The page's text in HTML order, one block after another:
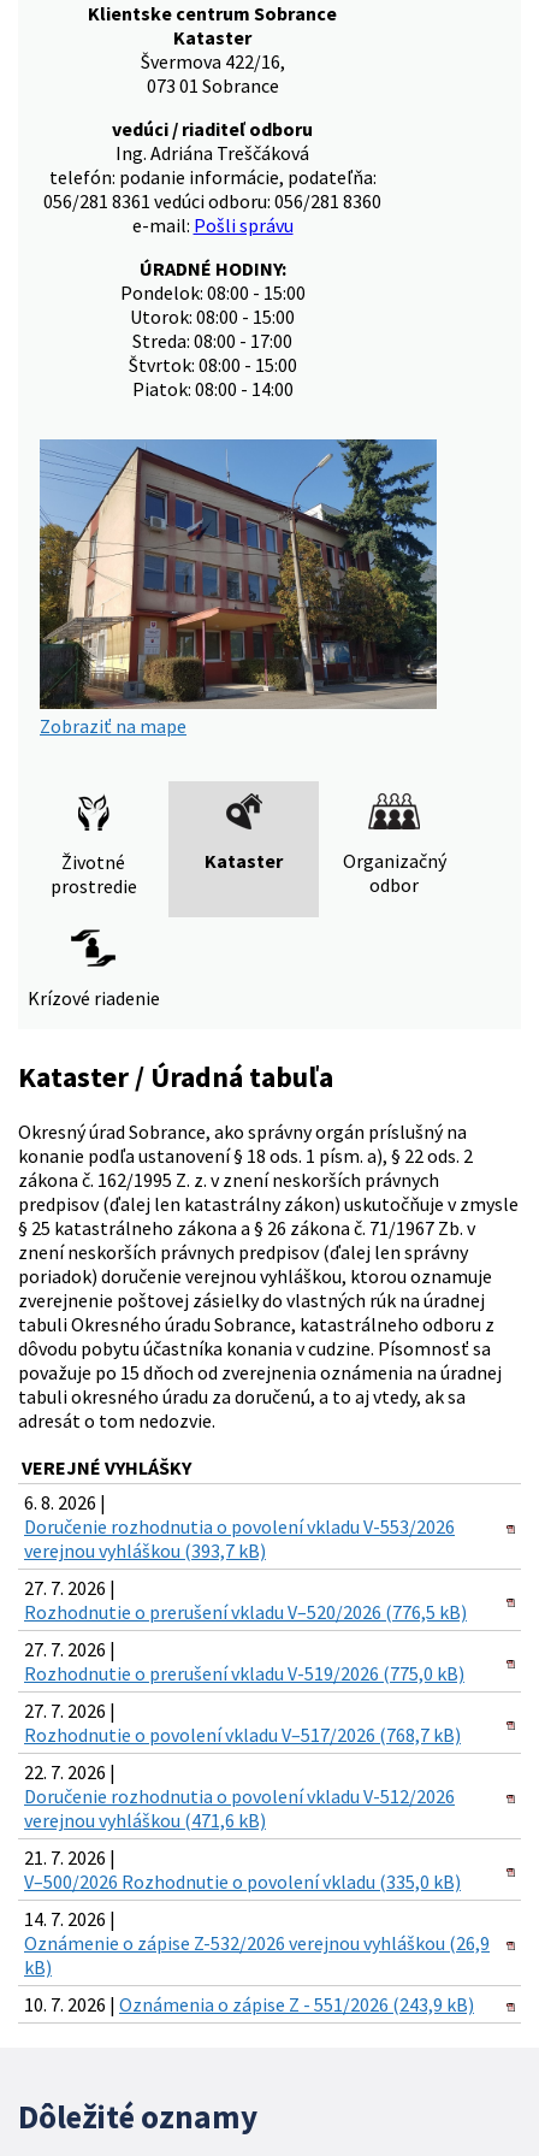
Klientske centrum Sobrance
Kataster
Švermova 422/16,
073 01 Sobrance
vedúci / riaditeľ odboru
Ing. Adriána Treščáková
telefón: podanie informácie, podateľňa:
056/281 8361 vedúci odboru: 056/281 8360
e-mail: Pošli správu
ÚRADNÉ HODINY:
Pondelok: 08:00 - 15:00
Utorok: 08:00 - 15:00
Streda: 08:00 - 17:00
Štvrtok: 08:00 - 15:00
Piatok: 08:00 - 14:00
Zobraziť na mape
Životné
prostredie
Kataster
Organizačný
odbor
Krízové riadenie
Kataster / Úradná tabuľa
Okresný úrad Sobrance, ako správny orgán príslušný na
konanie podľa ustanovení § 18 ods. 1 písm. a), § 22 ods. 2
zákona č. 162/1995 Z. z. v znení neskorších právnych
predpisov (ďalej len katastrálny zákon) uskutočňuje v zmysle
§ 25 katastrálneho zákona a § 26 zákona č. 71/1967 Zb. v
znení neskorších právnych predpisov (ďalej len správny
poriadok) doručenie verejnou vyhláškou, ktorou oznamuje
zverejnenie poštovej zásielky do vlastných rúk na úradnej
tabuli Okresného úradu Sobrance, katastrálneho odboru z
dôvodu pobytu účastníka konania v cudzine. Písomnosť sa
považuje po 15 dňoch od zverejnenia oznámenia na úradnej
tabuli okresného úradu za doručenú, a to aj vtedy, ak sa
adresát o tom nedozvie.
VEREJNÉ VYHLÁŠKY
6. 8. 2026 |
Doručenie rozhodnutia o povolení vkladu V-553/2026
verejnou vyhláškou (393,7 kB)
27. 7. 2026 |
Rozhodnutie o prerušení vkladu V–520/2026 (776,5 kB)
27. 7. 2026 |
Rozhodnutie o prerušení vkladu V-519/2026 (775,0 kB)
27. 7. 2026 |
Rozhodnutie o povolení vkladu V–517/2026 (768,7 kB)
22. 7. 2026 |
Doručenie rozhodnutia o povolení vkladu V-512/2026
verejnou vyhláškou (471,6 kB)
21. 7. 2026 |
V–500/2026 Rozhodnutie o povolení vkladu (335,0 kB)
14. 7. 2026 |
Oznámenie o zápise Z-532/2026 verejnou vyhláškou (26,9
kB)
10. 7. 2026 | Oznámenia o zápise Z - 551/2026 (243,9 kB)
Dôležité oznamy